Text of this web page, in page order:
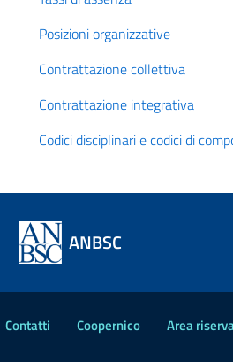
Posizioni organizzative
Contrattazione collettiva
Contrattazione integrativa
Codici disciplinari e codici di
ANBSC
Contatti Coopernico Area